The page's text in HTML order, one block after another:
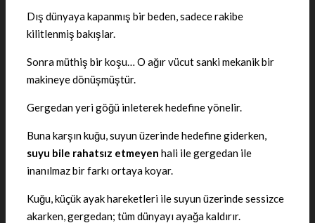
Dış dünyaya kapanmış bir beden, sadece rakibe
kilitlenmiş bakışlar.
Sonra müthiş bir koşu… O ağır vücut sanki mekanik bir
makineye dönüşmüştür.
Gergedan yeri göğü inleterek hedefine yönelir.
Buna karşın kuğu, suyun üzerinde hedefine giderken,
suyu bile rahatsız etmeyen hali ile gergedan ile
inanılmaz bir farkı ortaya koyar.
Kuğu, küçük ayak hareketleri ile suyun üzerinde sessizce
akarken, gergedan; tüm dünyayı ayağa kaldırır.